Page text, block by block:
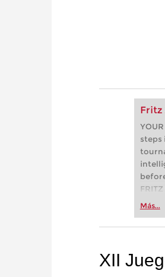
Fritz
steps
more
Más...
XII